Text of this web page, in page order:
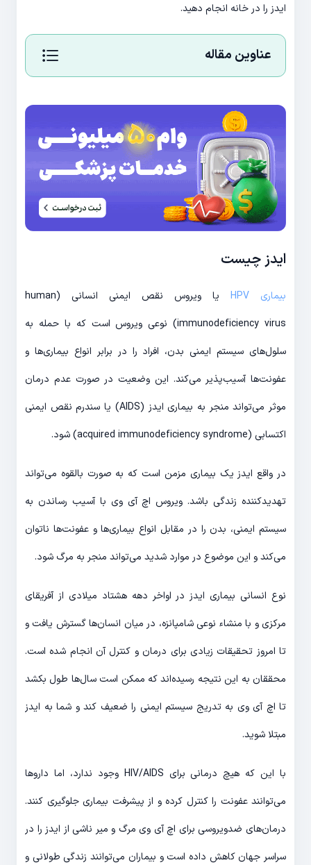
ایدز را در خانه انجام دهید.
عناوین مقاله
ایدز چیست
بیماری HPV
یا ویروس نقص ایمنی انسانی (human
immunodeficiency virus) نوعی ویروس است که با حمله به
سلول‌های سیستم ایمنی بدن، افراد را در برابر انواع بیماری‌ها و
عفونت‌ها آسیب‌پذیر می‌کند. این وضعیت در صورت عدم درمان
موثر می‌تواند منجر به بیماری ایدز (AIDS) یا سندرم نقص ایمنی
اکتسابی (acquired immunodeficiency syndrome) شود.
در واقع ایدز یک بیماری مزمن است که به صورت بالقوه می‌تواند
تهدیدکننده زندگی باشد. ویروس اچ آی وی با آسیب رساندن به
سیستم ایمنی، بدن را در مقابل انواع بیماری‌ها و عفونت‌ها ناتوان
می‌کند و این موضوع در موارد شدید می‌تواند منجر به مرگ شود.
نوع انسانی بیماری ایدز در اواخر دهه هشتاد میلادی از آفریقای
مرکزی و با منشاء نوعی شامپانزه، در میان انسان‌ها گسترش یافت و
تا امروز تحقیقات زیادی برای درمان و کنترل آن انجام شده است.
محققان به این نتیجه رسیده‌اند که ممکن است سال‌ها طول بکشد
تا اچ آی وی به تدریج سیستم ایمنی را ضعیف کند و شما به ایدز
مبتلا شوید.
با این که هیچ درمانی برای HIV/AIDS وجود ندارد، اما داروها
می‌توانند عفونت را کنترل کرده و از پیشرفت بیماری جلوگیری کنند.
درمان‌های ضدویروسی برای اچ آی وی مرگ و میر ناشی از ایدز را در
سراسر جهان کاهش داده است و بیماران می‌توانند زندگی طولانی و